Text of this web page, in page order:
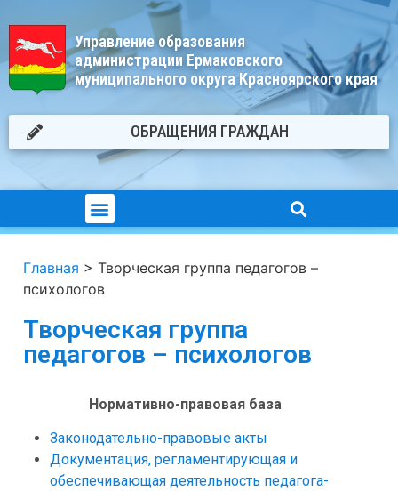
Управление образования
администрации Ермаковского
муниципального округа Красноярского края
ОБРАЩЕНИЯ ГРАЖДАН
Главная > Творческая группа педагогов –
психологов
Творческая группа
педагогов – психологов
Нормативно-правовая база
Законодательно-правовые акты
Документация, регламентирующая и
обеспечивающая деятельность педагога-